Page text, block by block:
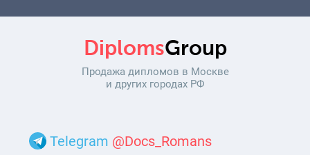
DiplomsGroup
Продажа дипломов в Москве
и других городах РФ
Telegram @Docs_Romans